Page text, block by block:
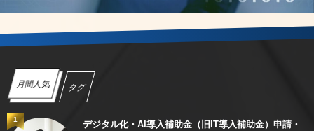
月間人気 タグ
デジタル化・AI導入補助金（旧IT導入補助金）申請・
1